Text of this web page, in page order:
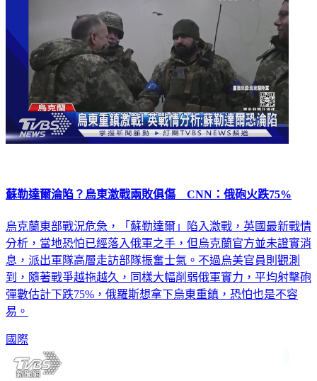
蘇勒達爾淪陷？烏東激戰兩敗俱傷 CNN：俄砲火跌75%
烏克蘭東部戰況危急，「蘇勒達爾」陷入激戰，英國最新戰情
分析，當地恐怕已經落入俄軍之手，但烏克蘭官方並未證實消
息，派出軍隊高層走訪部隊振奮士氣。不過烏美官員則觀測
到，隨著戰爭越拖越久，同樣大幅削弱俄軍實力，平均射擊砲
彈數估計下跌75%，俄羅斯想拿下烏東重鎮，恐怕也是不容
易。
國際